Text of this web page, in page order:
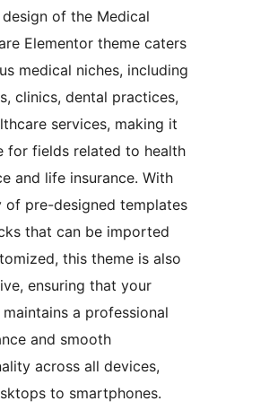
of the Medical
Elementor theme caters
medical niches, including
clinics, dental practices,
services, making it
for fields related to health
and life insurance. With
of pre-designed templates
that can be imported
this theme is also
ensuring that your
a professional
and smooth
across all devices,
to smartphones.